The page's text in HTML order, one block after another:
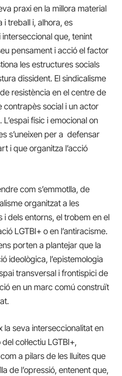
praxi en la millora material
treball i, alhora, es
que, tenint
pensament i acció el factor
les estructures socials
dissident. El sindicalisme
resistència en el centre de
contrapès social i un actor
físic i emocional on
s’uneixen per a defensar
i que organitza l’acció
com s’emmotlla, de
organitzat a les
i dels entorns, el trobem en el
LGTBI+ o en l’antiracisme.
porten a plantejar que la
ideològica, l’epistemologia
transversal i frontispici de
en un marc comú construït
la seva interseccionalitat en
col·lectiu LGTBI+,
a pilars de les lluites que
de l’opressió, entenent que,